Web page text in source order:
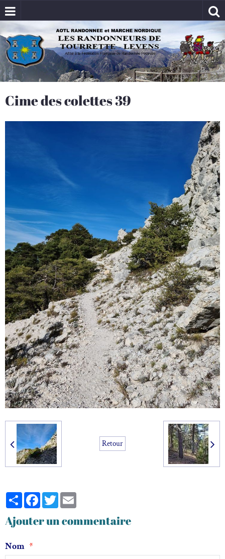
Cime des colettes 39
Retour
PartagerFacebook
Twitter
Ajouter un commentaire
Nom